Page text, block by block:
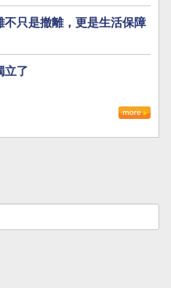
只是撤離，更是生活保障
立了